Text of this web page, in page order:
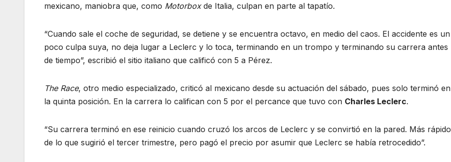
mexicano, maniobra que, como Motorbox de Italia, culpan en parte al tapatío.
“Cuando sale el coche de seguridad, se detiene y se encuentra octavo, en medio del caos. El accidente es un
poco culpa suya, no deja lugar a Leclerc y lo toca, terminando en un trompo y terminando su carrera antes
de tiempo”, escribió el sitio italiano que calificó con 5 a Pérez.
The Race, otro medio especializado, criticó al mexicano desde su actuación del sábado, pues solo terminó en
la quinta posición. En la carrera lo califican con 5 por el percance que tuvo con Charles Leclerc.
“Su carrera terminó en ese reinicio cuando cruzó los arcos de Leclerc y se convirtió en la pared. Más rápido
de lo que sugirió el tercer trimestre, pero pagó el precio por asumir que Leclerc se había retrocedido”.